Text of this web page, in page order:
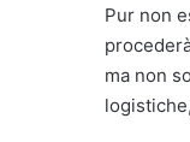
Pur non
ma non